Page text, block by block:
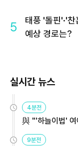
5
태풍 '돌핀'·'
예상 경로는?
실시간 뉴스
4분전
與 "'하늘이법' 여
9분전